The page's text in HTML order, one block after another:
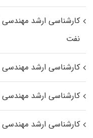
کارشناسی ارشد مهندسی
نفت
کارشناسی ارشد مهندسی
کارشناسی ارشد
کارشناسی ارشد